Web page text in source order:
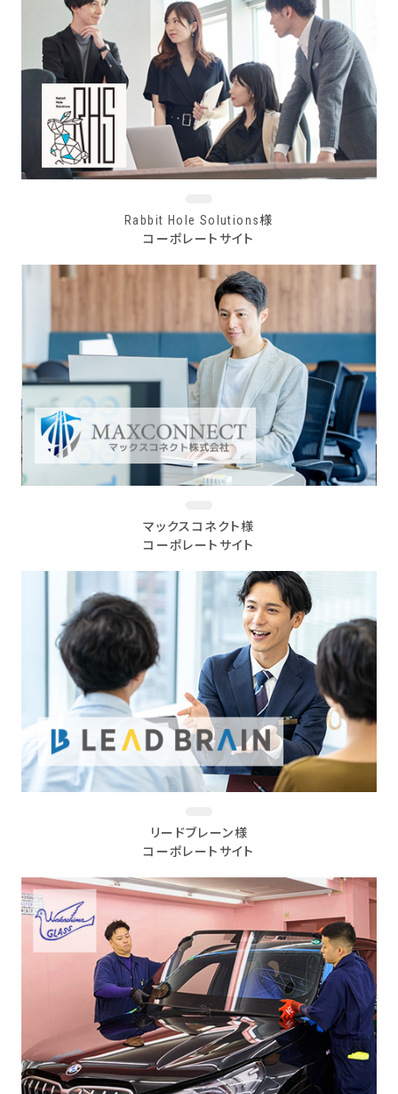
Rabbit Hole Solutions様
コーポレートサイト
マックスコネクト様
コーポレートサイト
リードブレーン様
コーポレートサイト